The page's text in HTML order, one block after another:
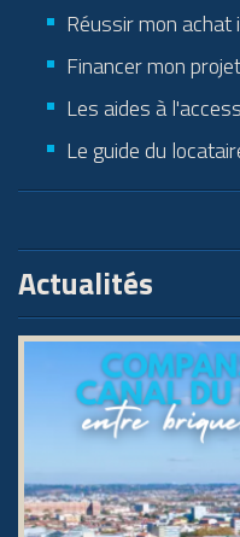
Réussir mon achat
Financer mon
Les aides à
Le guide du
Actualités